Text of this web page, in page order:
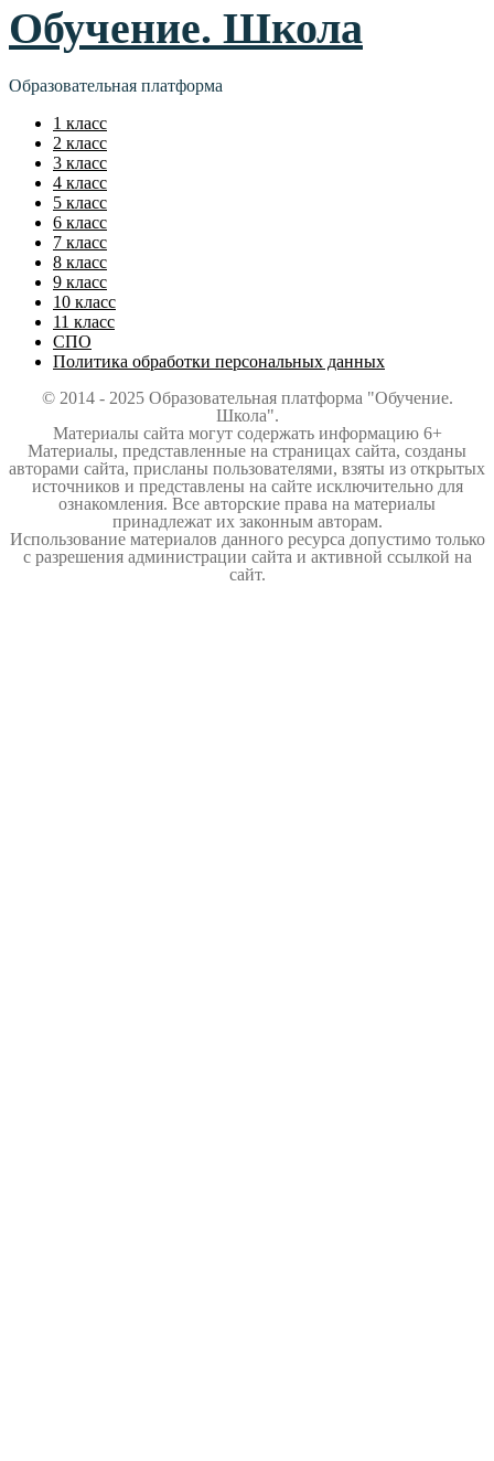
Обучение. Школа
Образовательная платформа
1 класс
2 класс
3 класс
4 класс
5 класс
6 класс
7 класс
8 класс
9 класс
10 класс
11 класс
СПО
Политика обработки персональных данных
© 2014 - 2025 Образовательная платформа "Обучение.
Школа".
Материалы сайта могут содержать информацию 6+
Материалы, представленные на страницах сайта, созданы
авторами сайта, присланы пользователями, взяты из открытых
источников и представлены на сайте исключительно для
ознакомления. Все авторские права на материалы
принадлежат их законным авторам.
Использование материалов данного ресурса допустимо только
с разрешения администрации сайта и активной ссылкой на
сайт.